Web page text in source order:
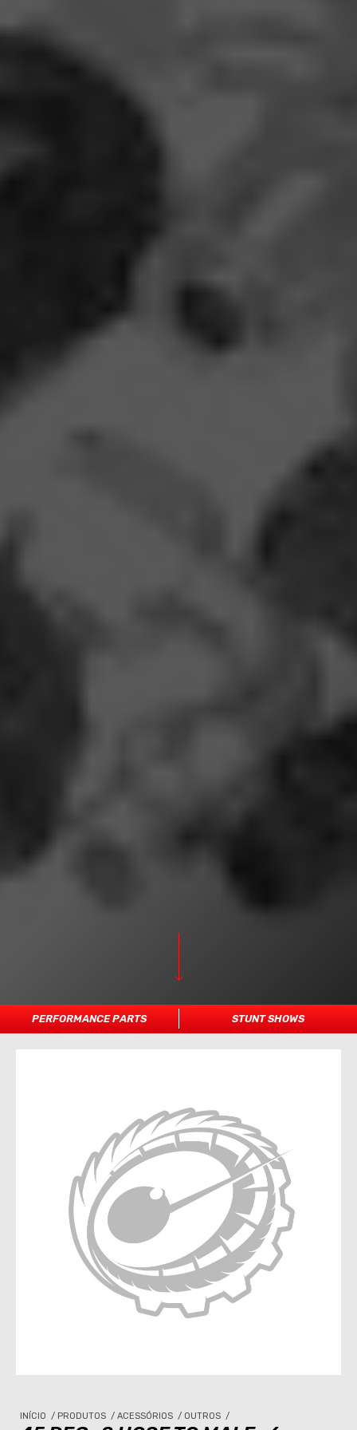
PERFORMANCE PARTS STUNT SHOWS
INÍCIO / PRODUTOS / ACESSÓRIOS / OUTROS /